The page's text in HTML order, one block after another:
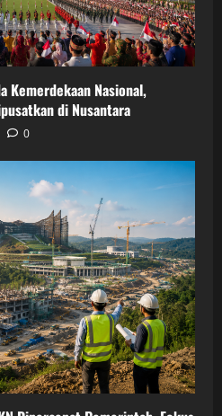
Kemerdekaan Nasional,
di Nusantara
0